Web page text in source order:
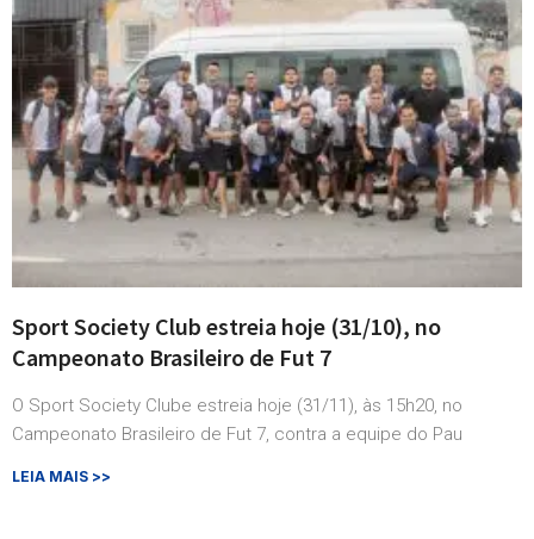
Sport Society Club estreia hoje (31/10), no
Campeonato Brasileiro de Fut 7
O Sport Society Clube estreia hoje (31/11), às 15h20, no
Campeonato Brasileiro de Fut 7, contra a equipe do Pau
LEIA MAIS >>